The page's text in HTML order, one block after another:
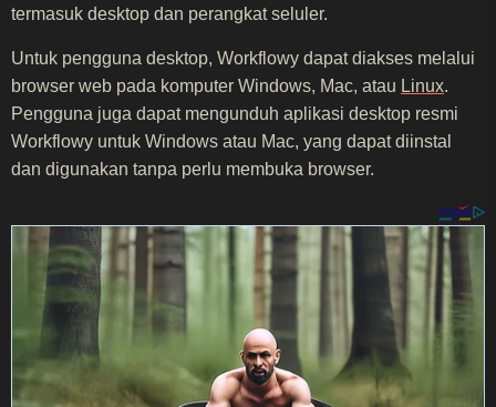
termasuk desktop dan perangkat seluler.
Untuk pengguna desktop, Workflowy dapat diakses melalui
browser web pada komputer Windows, Mac, atau Linux.
Pengguna juga dapat mengunduh aplikasi desktop resmi
Workflowy untuk Windows atau Mac, yang dapat diinstal
dan digunakan tanpa perlu membuka browser.